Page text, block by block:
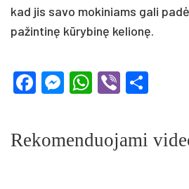
kad jis savo mokiniams gali
pažintinę kūrybinę kelionę.
Facebook
Messenger
WhatsApp
Viber
Rekomenduojami